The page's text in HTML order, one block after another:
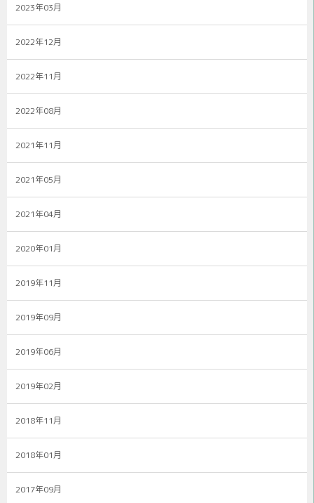
2023年03月
2022年12月
2022年11月
2022年08月
2021年11月
2021年05月
2021年04月
2020年01月
2019年11月
2019年09月
2019年06月
2019年02月
2018年11月
2018年01月
2017年09月